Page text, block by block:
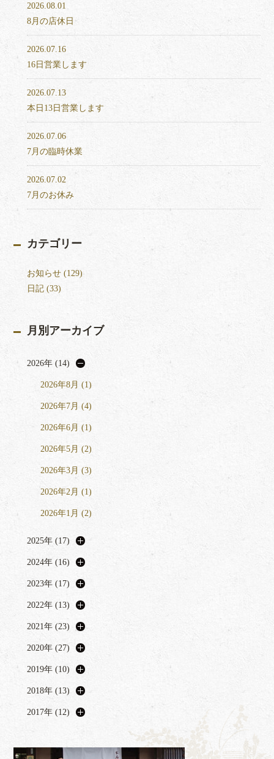
2026.08.01
8月の店休日
2026.07.16
16日営業します
2026.07.13
本日13日営業します
2026.07.06
7月の臨時休業
2026.07.02
7月のお休み
カテゴリー
お知らせ (129)
日記 (33)
月別アーカイブ
2026年 (14)
2026年8月 (1)
2026年7月 (4)
2026年6月 (1)
2026年5月 (2)
2026年3月 (3)
2026年2月 (1)
2026年1月 (2)
2025年 (17)
2024年 (16)
2023年 (17)
2022年 (13)
2021年 (23)
2020年 (27)
2019年 (10)
2018年 (13)
2017年 (12)